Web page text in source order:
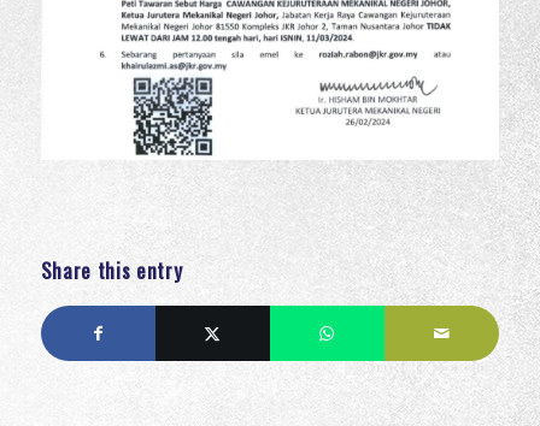
Share this entry